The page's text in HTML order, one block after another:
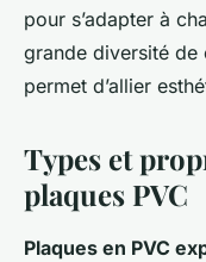
pour s’adapter à
grande diversité de
permet d’allier
Types et
plaques PVC
Plaques en PVC